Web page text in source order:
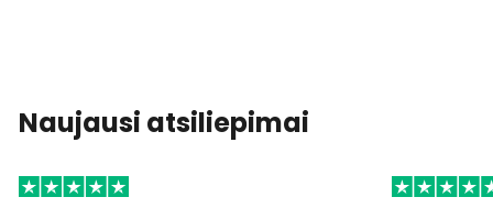
Naujausi atsiliepimai